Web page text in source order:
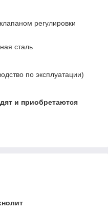
регулировки
сталь
по эксплуатации)
и приобретаются